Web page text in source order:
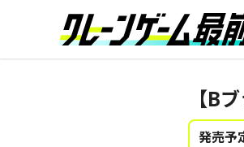
【B
発売予